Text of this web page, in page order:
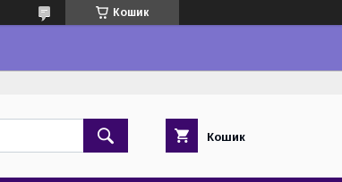
Кошик
Кошик